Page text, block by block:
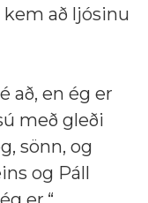
að ljósinu
að, en ég er
með gleði
sönn, og
og Páll